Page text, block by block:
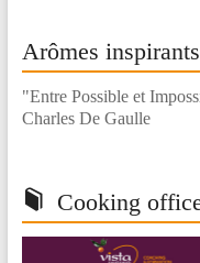
Arômes inspirants
"Entre Possible et
Charles De Gaulle
Cooking